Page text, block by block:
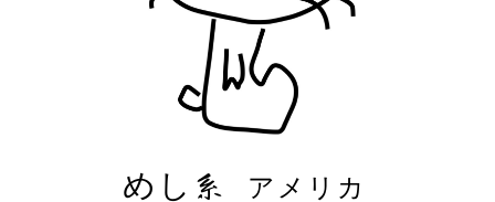
めし系 アメリカ